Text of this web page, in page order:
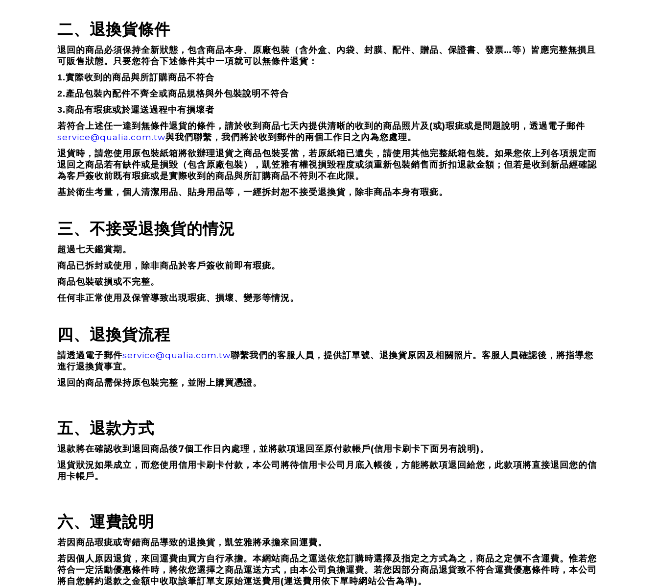
二、退換貨條件
退回的商品必須保持全新狀態，包含商品本身、原廠包裝（含外盒、內袋、封膜、配件、贈品、保證書、發票…等）皆應完整無損且
可販售狀態。只要您符合下述條件其中一項就可以無條件退貨：
1.實際收到的商品與所訂購商品不符合
2.產品包裝內配件不齊全或商品規格與外包裝說明不符合
3.商品有瑕疵或於運送過程中有損壞者
若符合上述任一達到無條件退貨的條件，請於收到商品七天內提供清晰的收到的商品照片及(或)瑕疵或是問題說明，透過電子郵件
service@qualia.com.tw與我們聯繫，我們將於收到郵件的兩個工作日之內為您處理。
退貨時，請您使用原包裝紙箱將欲辦理退貨之商品包裝妥當，若原紙箱已遺失，請使用其他完整紙箱包裝。如果您依上列各項規定而
退回之商品若有缺件或是損毀（包含原廠包裝），凱笠雅有權視損毀程度或須重新包裝銷售而折扣退款金額；但若是收到新品經確認
為客戶簽收前既有瑕疵或是實際收到的商品與所訂購商品不符則不在此限。
基於衛生考量，個人清潔用品、貼身用品等，一經拆封恕不接受退換貨，除非商品本身有瑕疵。
三、不接受退換貨的情況
超過七天鑑賞期。
商品已拆封或使用，除非商品於客戶簽收前即有瑕疵。
商品包裝破損或不完整。
任何非正常使用及保管導致出現瑕疵、損壞、變形等情況。
四、退換貨流程
請透過電子郵件service@qualia.com.tw聯繫我們的客服人員，提供訂單號、退換貨原因及相關照片。客服人員確認後，將指導您
進行退換貨事宜。
退回的商品需保持原包裝完整，並附上購買憑證。
五、退款方式
退款將在確認收到退回商品後7個工作日內處理，並將款項退回至原付款帳戶(信用卡刷卡下面另有說明 )。
退貨狀況如果成立，而您使用信用卡刷卡付款，本公司將待信用卡公司月底入帳後，方能將款項退回給您，此款項將直接退回您的信
用卡帳戶。
六、運費說明
若因商品瑕疵或寄錯商品導致的退換貨，凱笠雅將承擔來回運費。
若因個人原因退貨，來回運費由買方自行承擔。本網站商品之運送依您訂購時選擇及指定之方式為之，商品之定價不含運費。惟若您
符合一定活動優惠條件時，將依您選擇之商品運送方式，由本公司負擔運費。若您因部分商品退貨致不符合運費優惠條件時，本公司
將自您解約退款之金額中收取該筆訂單支原始運送費用 (運送費用依下單時網站公告為準)。